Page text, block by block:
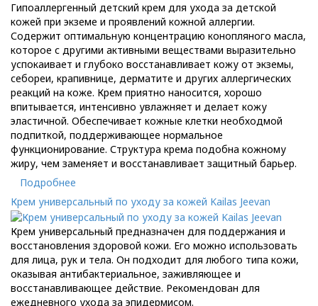
Гипоаллергенный детский крем для ухода за детской
кожей при экземе и проявлений кожной аллергии.
Содержит оптимальную концентрацию конопляного масла,
которое с другими активными веществами выразительно
успокаивает и глубоко восстанавливает кожу от экземы,
себореи, крапивнице, дерматите и других аллергических
реакций на коже. Крем приятно наносится, хорошо
впитывается, интенсивно увлажняет и делает кожу
эластичной. Обеспечивает кожные клетки необходмой
подпиткой, поддерживающее нормальное
функционирование. Структура крема подобна кожному
жиру, чем заменяет и восстанавливает защитный барьер.
Подробнее
Крем универсальный по уходу за кожей Kailas Jeevan
Крем универсальный предназначен для поддержания и
восстановления здоровой кожи. Его можно использовать
для лица, рук и тела. Он подходит для любого типа кожи,
оказывая антибактериальное, заживляющее и
восстанавливающее действие. Рекомендован для
ежедневного ухода за эпидермисом.